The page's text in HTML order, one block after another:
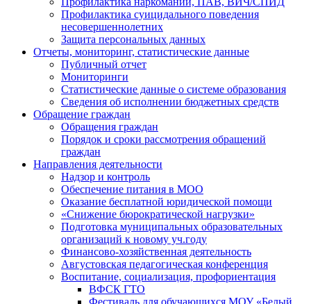
Профилактика суицидального поведения
несовершеннолетних
Защита персональных данных
Отчеты, мониторинг, статистические данные
Публичный отчет
Мониторинги
Статистические данные о системе образования
Сведения об исполнении бюджетных средств
Обращение граждан
Обращения граждан
Порядок и сроки рассмотрения обращений
граждан
Направления деятельности
Надзор и контроль
Обеспечение питания в МОО
Оказание бесплатной юридической помощи
«Снижение бюрократической нагрузки»
Подготовка муниципальных образовательных
организаций к новому уч.году
Финансово-хозяйственная деятельность
Августовская педагогическая конференция
Воспитание, социализация, профориентация
ВФСК ГТО
Фестиваль для обучающихся МОУ «Белый